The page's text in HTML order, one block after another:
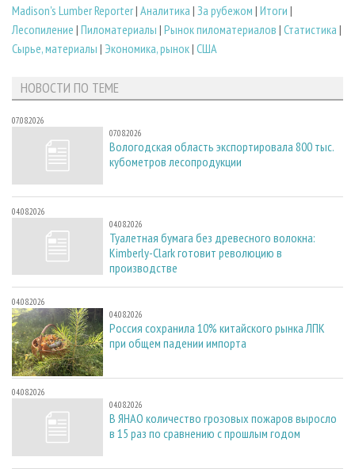
Madison's Lumber Reporter| Аналитика | За рубежом | Итоги |
Лесопиление | Пиломатериалы | Рынок пиломатериалов | Статистика |
Сырье, материалы | Экономика, рынок| США
НОВОСТИ ПО ТЕМЕ
07.08.2026
07.08.2026
Вологодская область экспортировала 800 тыс.
кубометров лесопродукции
04.08.2026
04.08.2026
Туалетная бумага без древесного волокна:
Kimberly-Clark готовит революцию в
производстве
04.08.2026
04.08.2026
Россия сохранила 10% китайского рынка ЛПК
при общем падении импорта
04.08.2026
04.08.2026
В ЯНАО количество грозовых пожаров выросло
в 15 раз по сравнению с прошлым годом